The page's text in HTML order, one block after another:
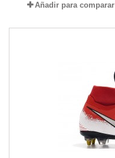
Añadir para comparar